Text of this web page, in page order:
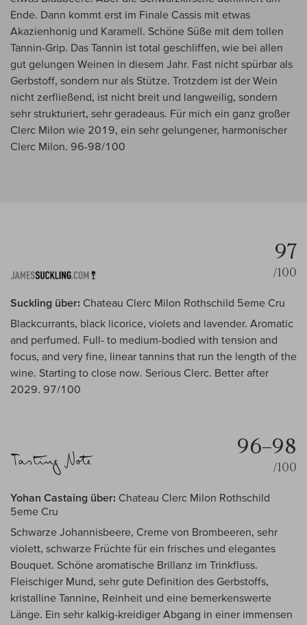
Ende. Dann kommt erst im Finale Cassis mit etwas
Akazienhonig und Karamell. Schöne Süße mit dem tollen
Tannin-Grip. Das Tannin ist total geschliffen, wie bei allen
gut gelungen Weinen in diesem Jahr. Fast nicht spürbar als
Gerbstoff, sondern nur als Stütze. Trotzdem ist der Wein
nicht zerfließend, ist nicht breit und langweilig, sondern
sehr strukturiert, sehr geradeaus. Für mich ein ganz großer
Clerc Milon wie 2019, ein sehr gelungener, harmonischer
Clerc Milon. 96-98/100
97
/100
Suckling über: Chateau Clerc Milon Rothschild 5eme Cru
Blackcurrants, black licorice, violets and lavender. Aromatic
and perfumed. Full- to medium-bodied with tension and
focus, and very fine, linear tannins that run the length of the
wine. Starting to close now. Serious Clerc. Better after
2029. 97/100
96–98
/100
Yohan Castaing über: Chateau Clerc Milon Rothschild
5eme Cru
Schwarze Johannisbeere, Creme von Brombeeren, sehr
violett, schwarze Früchte für ein frisches und elegantes
Bouquet. Schöne aromatische Brillanz im Trinkfluss.
Fleischiger Mund, sehr gute Definition des Gerbstoffs,
kristalline Tannine, Reinheit und eine bemerkenswerte
Länge. Ein sehr kalkig-kreidiger Abgang in einer immensen